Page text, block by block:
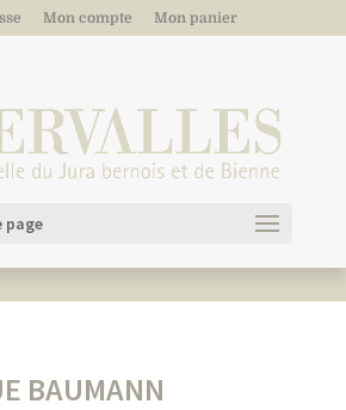
Mon compte Mon panier
page
BAUMANN